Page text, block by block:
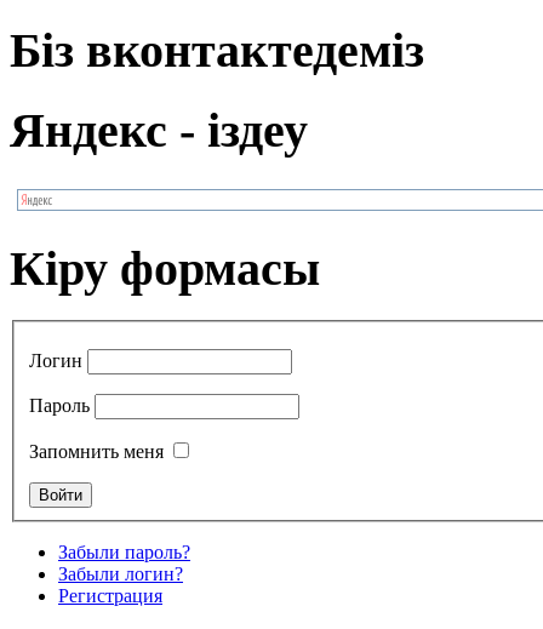
Біз вконтактедеміз
Яндекс - іздеу
Кіру формасы
Логин
Пароль
Запомнить меня
Забыли пароль?
Забыли логин?
Регистрация